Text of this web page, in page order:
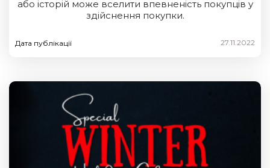
або історій може вселити впевненість покупців у
здійснення покупки.
Дата публікації 27.11.2022